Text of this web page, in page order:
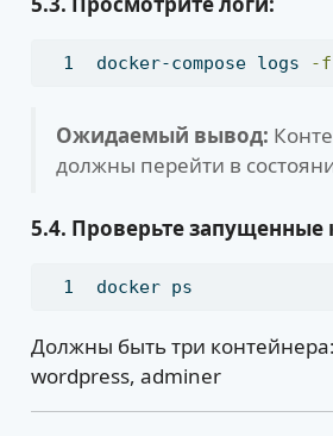
docker-compose logs -f
Ожидаемый вывод:
должны перейти в
5.4. Проверьте запущенные
docker ps
Должны быть три
wordpress, adminer